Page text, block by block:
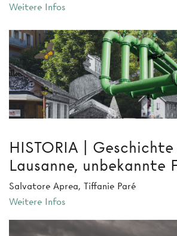
Weitere Infos
HISTORIA | Geschichte
Lausanne, unbekannte
Salvatore Aprea, Tiffanie Paré
Weitere Infos